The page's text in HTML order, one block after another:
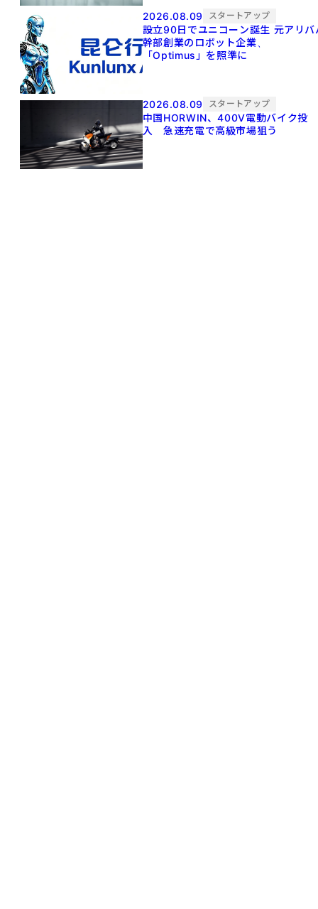
2026.08.09 スタートアップ
設立90日でユニコーン誕生 元アリババ
幹部創業のロボット企業、
「Optimus」を照準に
2026.08.09 スタートアップ
中国HORWIN、400V電動バイク投
入 急速充電で高級市場狙う